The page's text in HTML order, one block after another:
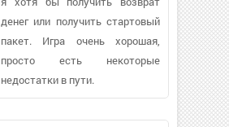
денег или получить стартовый
пакет. Игра очень хорошая,
просто есть некоторые
недостатки в пути.